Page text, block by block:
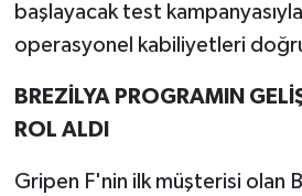
başlayacak test
operasyonel kabiliyetleri
BREZİLYA PROGRAMIN
ROL ALDI
Gripen F'nin ilk müşterisi olan